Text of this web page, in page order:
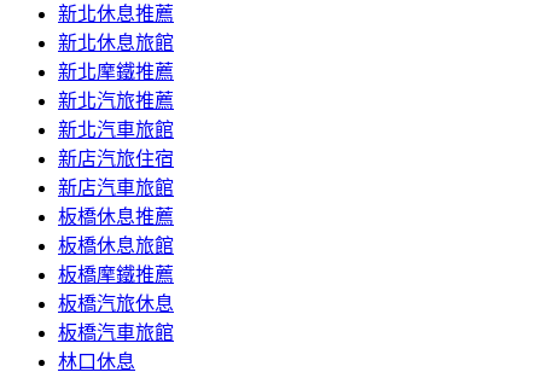
新北休息推薦
新北休息旅館
新北摩鐵推薦
新北汽旅推薦
新北汽車旅館
新店汽旅住宿
新店汽車旅館
板橋休息推薦
板橋休息旅館
板橋摩鐵推薦
板橋汽旅休息
板橋汽車旅館
林口休息